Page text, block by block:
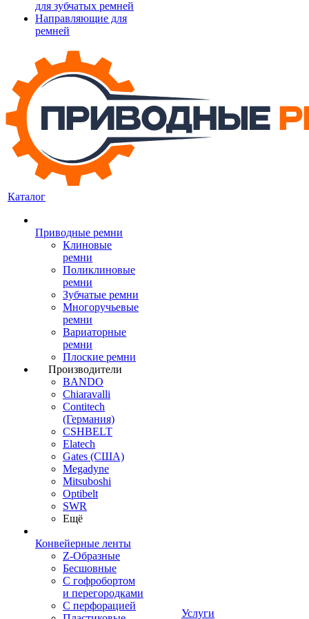
для зубчатых ремней
Направляющие для
ремней
Каталог
Приводные ремни
Клиновые
ремни
Поликлиновые
ремни
Зубчатые ремни
Многоручьевые
ремни
Вариаторные
ремни
Плоские ремни
Производители
BANDO
Chiaravalli
Contitech
(Германия)
CSHBELT
Elatech
Gates (США)
Megadyne
Mitsuboshi
Optibelt
SWR
Ещё
Конвейерные ленты
Z-Образные
Бесшовные
С гофробортом
и перегородками
С перфорацией
Услуги